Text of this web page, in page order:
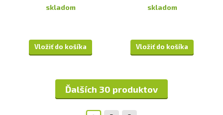
skladom
Vložiť do košíka
skladom
Vložiť do košíka
Ďalších 30 produktov